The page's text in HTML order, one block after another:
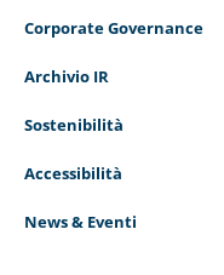
Corporate Governance
Archivio IR
Sostenibilità
Accessibilità
News & Eventi